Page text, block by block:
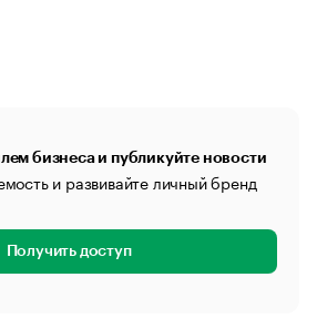
бизнеса и публикуйте новости
и развивайте личный бренд
Получить доступ